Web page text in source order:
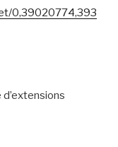
0,39020774,393